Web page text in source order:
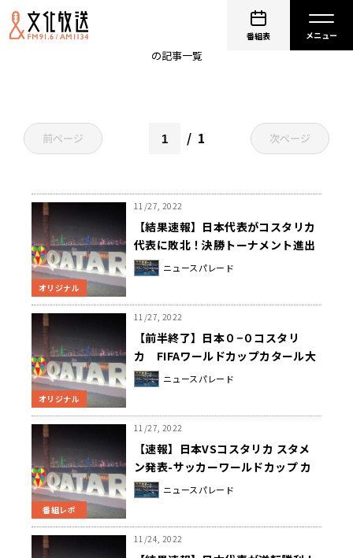
番組表
の記事一覧
前ページ 1 次ページ
オリジナル
11/27, 2022
【結果速報】日本代表がコスタリカ
代表に敗北！決勝トーナメント進出
の行方はスペイン戦へ！
ニュースパレード
オリジナル
11/27, 2022
【前半終了】日本０−０コスタリ
カ FIFAワールドカップカタール大
会
ニュースパレード
番組レポ
11/27, 2022
【速報】日本VSコスタリカ スタメ
ン発表-サッカーワールドカップ カ
タール大会ニュースパレード
11/24, 2022